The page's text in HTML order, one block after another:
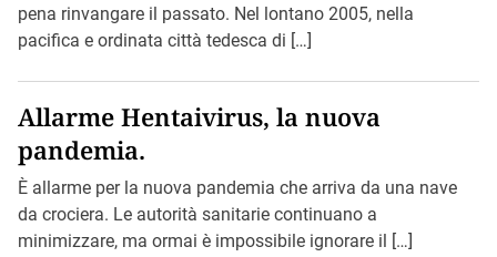
pena rinvangare il passato. Nel lontano 2005, nella
pacifica e ordinata città tedesca di […]
Allarme Hentaivirus, la nuova
pandemia.
È allarme per la nuova pandemia che arriva da una nave
da crociera. Le autorità sanitarie continuano a
minimizzare, ma ormai è impossibile ignorare il […]